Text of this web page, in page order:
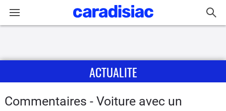
Actu
ACTUALITE
Commentaires - Voiture avec un